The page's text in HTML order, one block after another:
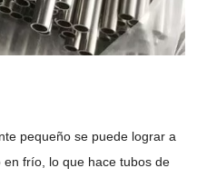
pequeño se puede lograr a
frío, lo que hace tubos de